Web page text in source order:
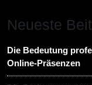
Neueste
Die Bedeutung
Online-Präsenzen